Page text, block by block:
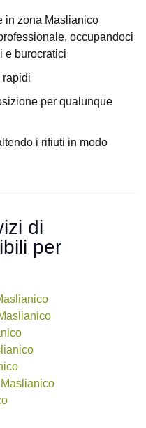
in zona Maslianico
occupandoci
e burocratici
rapidi
per qualunque
i rifiuti in modo
di
per